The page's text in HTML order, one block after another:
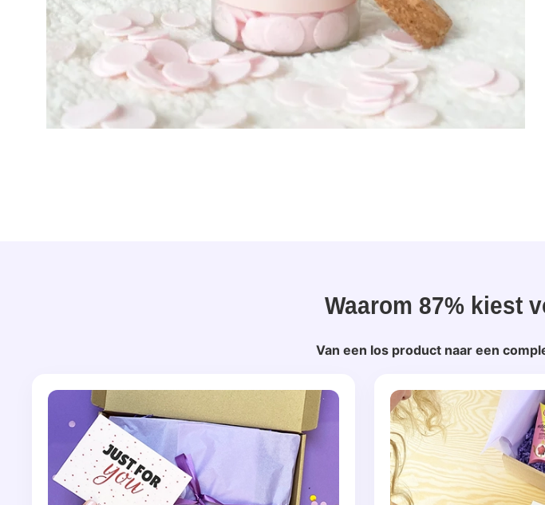
Waarom 87% kiest
Van een los product naar een